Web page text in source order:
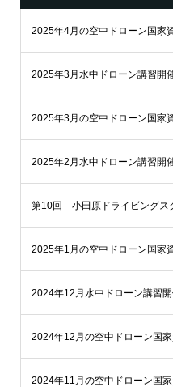
2025年4月の空中ドローン国家
2025年3月水中ドローン講習開
2025年3月の空中ドローン国家
2025年2月水中ドローン講習開
2025年1月の空中ドローン国家
2024年12月水中ドローン講習
2024年12月の空中ドローン国
2024年11月の空中ドローン国